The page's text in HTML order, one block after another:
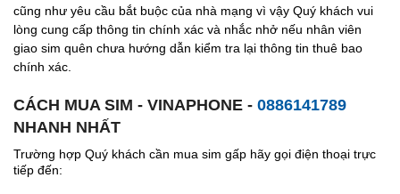
cũng như yêu cầu bắt buộc của nhà mạng vì vậy Quý khách vui
lòng cung cấp thông tin chính xác và nhắc nhở nếu nhân viên
giao sim quên chưa hướng dẫn kiểm tra lại thông tin thuê bao
chính xác.
CÁCH MUA SIM - VINAPHONE - 0886141789
NHANH NHẤT
Trường hợp Quý khách cần mua sim gấp hãy gọi điện thoại trực
tiếp đến: